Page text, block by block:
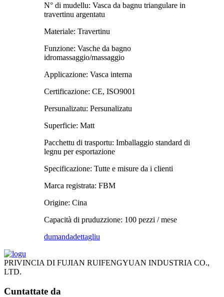
N° di mudellu: Vasca da bagnu triangulare in
travertinu argentatu
Materiale: Travertinu
Funzione: Vasche da bagno
idromassaggio/massaggio
Applicazione: Vasca interna
Certificazione: CE, ISO9001
Persunalizatu: Persunalizatu
Superficie: Matt
Pacchettu di trasportu: Imballaggio standard di
legnu per esportazione
Specificazione: Tutte e misure da i clienti
Marca registrata: FBM
Origine: Cina
Capacità di pruduzzione: 100 pezzi / mese
dumandadettagliu
PRIVINCIA DI FUJIAN RUIFENGYUAN INDUSTRIA CO.,
LTD.
Cuntattate da